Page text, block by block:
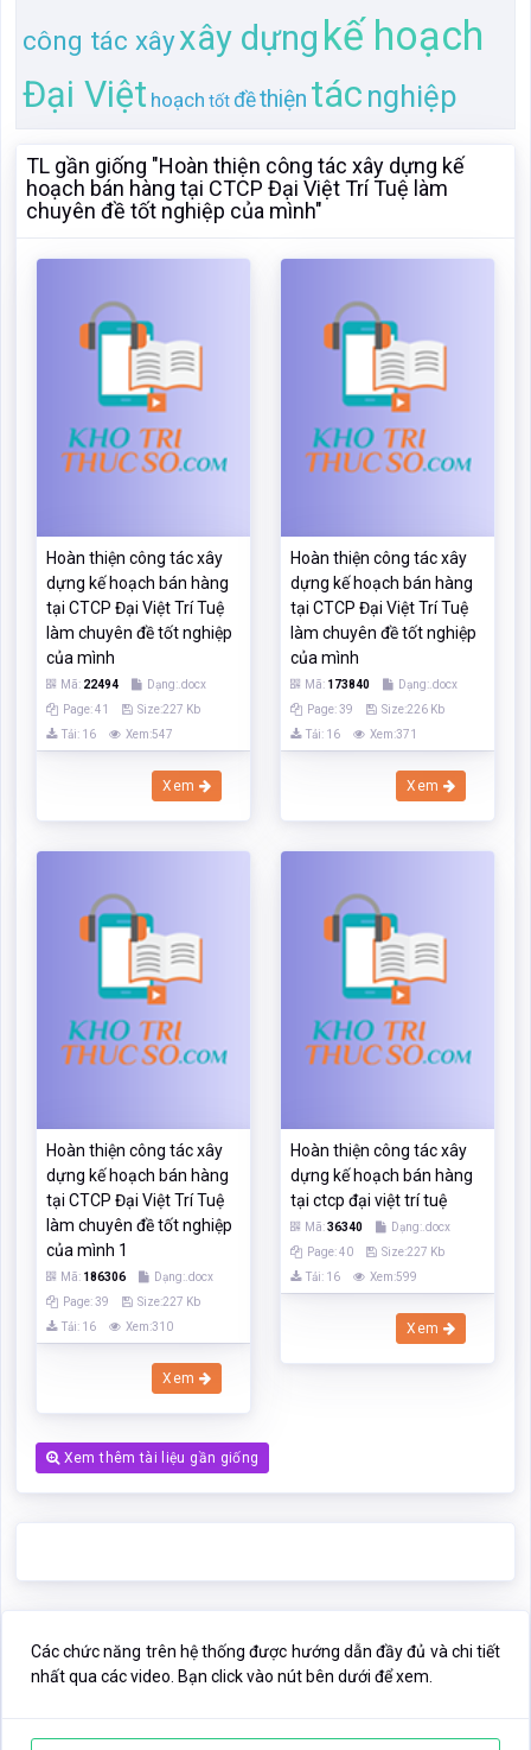
công tác xâyxây dựng kế hoạch
Đại Việt hoạch tốtđềthiện tác nghiệp
TL gần giống "Hoàn thiện công tác xây dựng kế
hoạch bán hàng tại CTCP Đại Việt Trí Tuệ làm
chuyên đề tốt nghiệp của mình"
Hoàn thiện công tác xây
dựng kế hoạch bán hàng
tại CTCP Đại Việt Trí Tuệ
làm chuyên đề tốt nghiệp
của mình
Mã: 22494
Dạng:.docx
Page: 41
Size:227 Kb
Tải: 16
Xem:547
Xem
Hoàn thiện công tác xây
dựng kế hoạch bán hàng
tại CTCP Đại Việt Trí Tuệ
làm chuyên đề tốt nghiệp
của mình
Mã: 173840
Dạng:.docx
Page: 39
Size:226 Kb
Tải: 16
Xem:371
Xem
Hoàn thiện công tác xây
dựng kế hoạch bán hàng
tại CTCP Đại Việt Trí Tuệ
làm chuyên đề tốt nghiệp
của mình 1
Mã: 186306
Dạng:.docx
Page: 39
Size:227 Kb
Tải: 16
Xem:310
Xem
Hoàn thiện công tác xây
dựng kế hoạch bán hàng
tại ctcp đại việt trí tuệ
Mã:36340
Dạng:.docx
Page: 40
Size:227 Kb
Tải: 16
Xem:599
Xem
Xem thêm tài liệu gần giống
Các chức năng trên hệ thống được hướng dẫn đầy đủ và chi tiết
nhất qua các video. Bạn click vào nút bên dưới để xem.